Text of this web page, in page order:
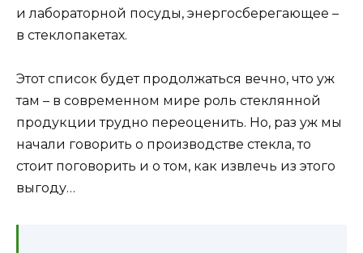
и лабораторной посуды, энергосберегающее –
в стеклопакетах.
Этот список будет продолжаться вечно, что уж
там – в современном мире роль стеклянной
продукции трудно переоценить. Но, раз уж мы
начали говорить о производстве стекла, то
стоит поговорить и о том, как извлечь из этого
выгоду…